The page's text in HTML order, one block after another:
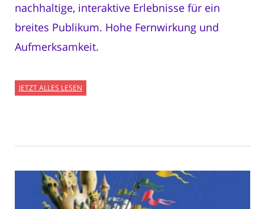
nachhaltige, interaktive Erlebnisse für ein
breites Publikum. Hohe Fernwirkung und
Aufmerksamkeit.
JETZT ALLES LESEN